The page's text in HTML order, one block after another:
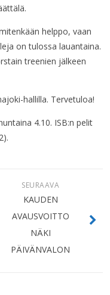
helppo, vaan
on tulossa lauantaina.
treenien jälkeen
hallilla. Tervetuloa!
4.10. ISB:n pelit
SEURAAVA
KAUDEN
AVAUSVOITTO
NÄKI
PÄIVÄNVALON